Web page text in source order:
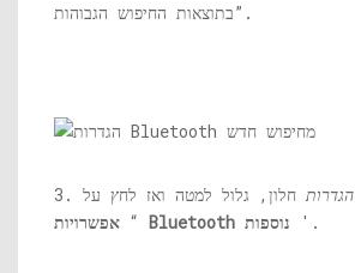
”בתוצאות החיפוש הגבוהות.
הגדרות חלון, גלול למטה ואז לחץ על
“
אפשרויות Bluetooth נוספות '.